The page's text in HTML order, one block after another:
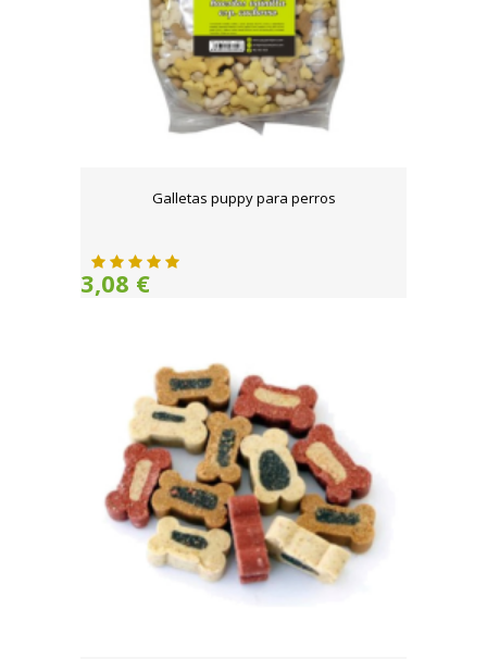
Galletas puppy para perros
3,08 €